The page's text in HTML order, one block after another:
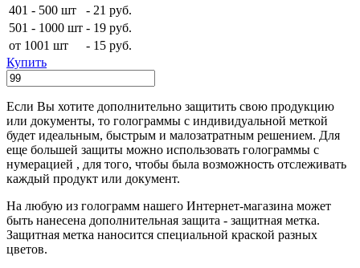
401 - 500 шт
- 21 руб.
501 - 1000 шт - 19 руб.
от 1001 шт
- 15 руб.
Купить
Если Вы хотите дополнительно защитить свою продукцию
или документы, то голограммы с индивидуальной меткой
будет идеальным, быстрым и малозатратным решением. Для
еще большей защиты можно использовать голограммы с
нумерацией , для того, чтобы была возможность отслеживать
каждый продукт или документ.
На любую из голограмм нашего Интернет-магазина может
быть нанесена дополнительная защита - защитная метка.
Защитная метка наносится специальной краской разных
цветов.